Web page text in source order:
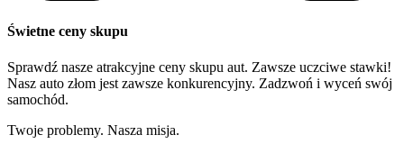
Świetne ceny skupu
Sprawdź nasze atrakcyjne ceny skupu aut. Zawsze uczciwe stawki!
Nasz auto złom jest zawsze konkurencyjny. Zadzwoń i wyceń swój
samochód.
Twoje problemy. Nasza misja.